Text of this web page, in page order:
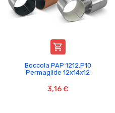

Boccola PAP 1212.P10
Permaglide 12x14x12
3,16 €